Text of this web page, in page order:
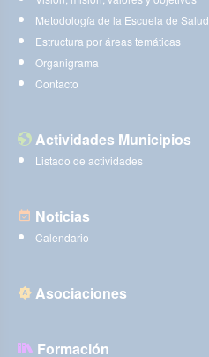
Metodología de la Escuela de Salud
Estructura por áreas temáticas
Organigrama
Contacto
Actividades Municipios
Listado de actividades
Noticias
Calendario
Asociaciones
Formación